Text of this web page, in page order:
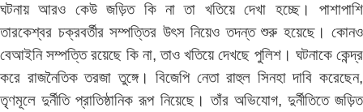
ঘটনায় আরও কেউ জড়িত কি না তা খতিয়ে দেখা হচ্ছে। পাশাপাশি
তারকেশ্বর চক্রবর্তীর সম্পত্তির উৎস নিয়েও তদন্ত শুরু হয়েছে। কোনও
বেআইনি সম্পত্তি রয়েছে কি না, তাও খতিয়ে দেখছে পুলিশ। ঘটনাকে কেন্দ্র
করে রাজনৈতিক তরজা তুঙ্গে। বিজেপি নেতা রাহুল সিনহা দাবি করেছেন,
তৃণমূলে দুর্নীতি প্রাতিষ্ঠানিক রূপ নিয়েছে। তাঁর অভিযোগ, দুর্নীতিতে জড়িত